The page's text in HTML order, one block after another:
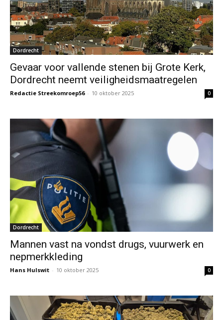
Dordrecht
Gevaar voor vallende stenen bij Grote Kerk,
Dordrecht neemt veiligheidsmaatregelen
Redactie Streekomroep56 - 10 oktober 2025 0
Dordrecht
Mannen vast na vondst drugs, vuurwerk en
nepmerkkleding
Hans Hulswit - 10 oktober 2025 0